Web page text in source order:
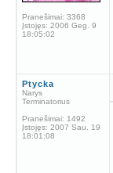
Pranešimai: 3368
Įstojęs: 2006 Geg. 9
18:05:02
Ptycka
Narys
Terminatorius
Pranešimai: 1492
Įstojęs: 2007 Sau. 19
18:01:08